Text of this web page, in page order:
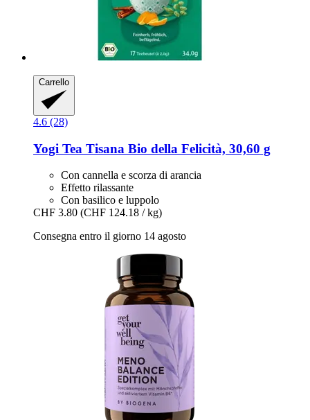
Carrello
4.6 (28)
Yogi Tea Tisana Bio della Felicità, 30,60 g
Con cannella e scorza di arancia
Effetto rilassante
Con basilico e luppolo
CHF 3.80 (CHF 124.18 / kg)
Consegna entro il giorno 14 agosto